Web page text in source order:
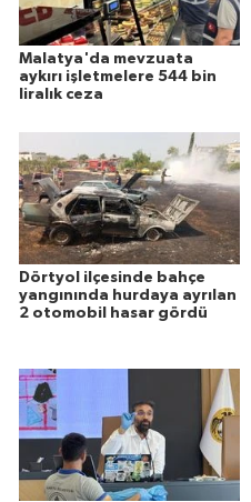
Malatya'da mevzuata
aykırı işletmelere 544 bin
liralık ceza
Dörtyol ilçesinde bahçe
yangınında hurdaya ayrılan
2 otomobil hasar gördü